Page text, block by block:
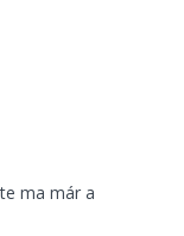
ma már a